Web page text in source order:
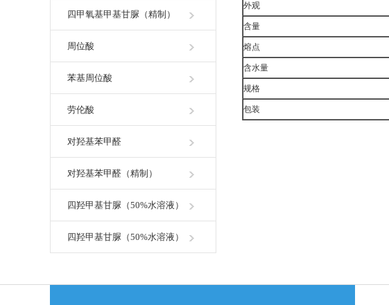
四甲氧基甲基甘脲（精制）
周位酸
苯基周位酸
劳伦酸
对羟基苯甲醛
对羟基苯甲醛（精制）
四羟甲基甘脲（50%水溶液）
四羟甲基甘脲（50%水溶液）
外观
含量
熔点
含水量
规格
包装